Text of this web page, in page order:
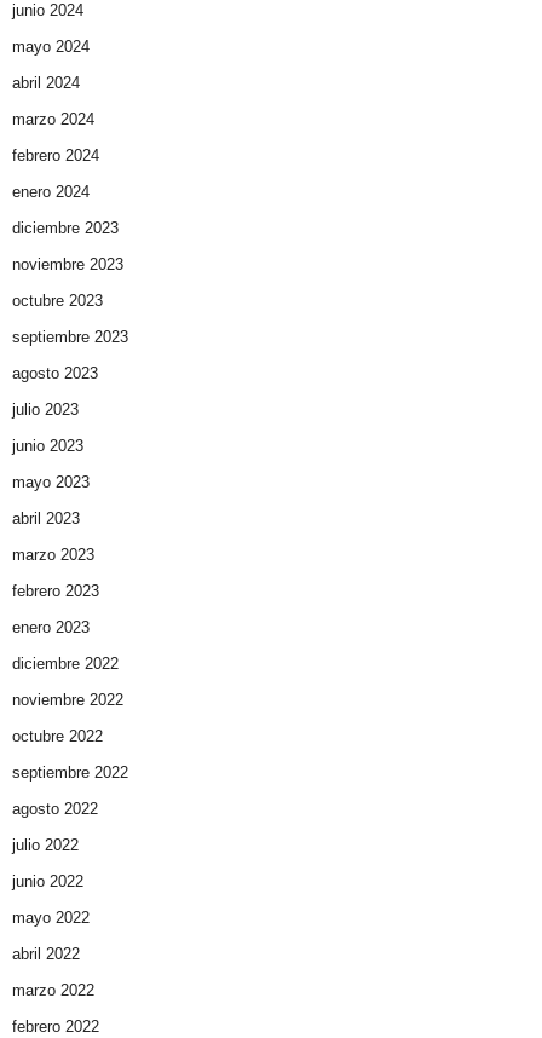
junio 2024
mayo 2024
abril 2024
marzo 2024
febrero 2024
enero 2024
diciembre 2023
noviembre 2023
octubre 2023
septiembre 2023
agosto 2023
julio 2023
junio 2023
mayo 2023
abril 2023
marzo 2023
febrero 2023
enero 2023
diciembre 2022
noviembre 2022
octubre 2022
septiembre 2022
agosto 2022
julio 2022
junio 2022
mayo 2022
abril 2022
marzo 2022
febrero 2022